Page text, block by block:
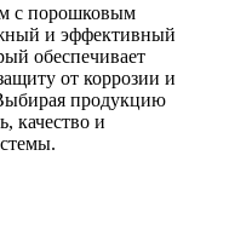
с порошковым
и эффективный
обеспечивает
от коррозии и
продукцию
качество и